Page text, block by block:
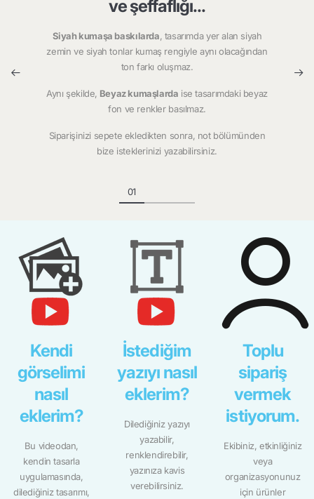
ve şeffaflığı...
Siyah kumaşa baskılarda, tasarımda yer alan siyah
zemin ve siyah tonlar kumaş rengiyle aynı olacağından
ton farkı oluşmaz.
Aynı şekilde, Beyaz kumaşlarda ise tasarımdaki beyaz
fon ve renkler basılmaz.
Siparişinizi sepete ekledikten sonra, not bölümünden
bize isteklerinizi yazabilirsiniz.
Kendi
görselimi
nasıl
eklerim?
Bu videodan,
kendin tasarla
uygulamasında,
dilediğiniz tasarımı,
İstediğim
yazıyı nasıl
eklerim?
Dilediğiniz yazıyı
yazabilir,
renklendirebilir,
yazınıza kavis
verebilirsiniz.
Toplu
sipariş
vermek
istiyorum.
Ekibiniz, etkinliğiniz
veya
organizasyonunuz
için ürünler